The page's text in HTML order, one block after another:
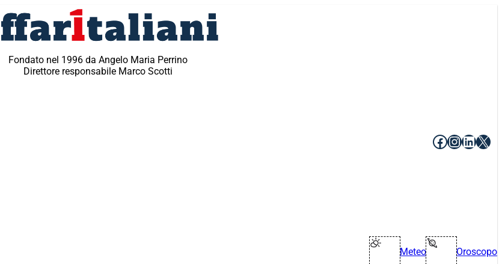
Fondato nel 1996 da Angelo Maria Perrino
Direttore responsabile Marco Scotti
Facebook
X
Meteo Oroscopo